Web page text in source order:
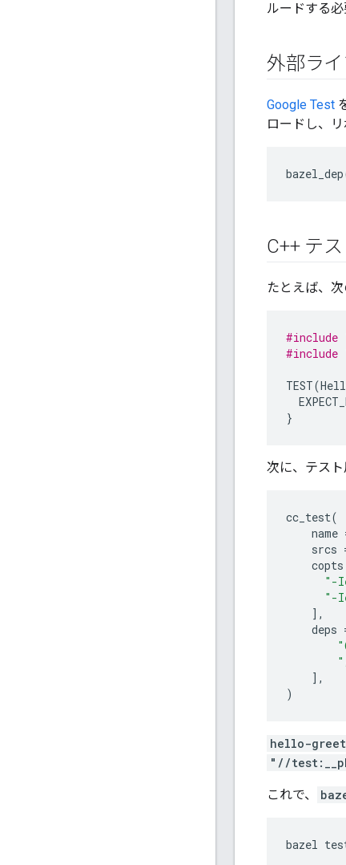
ルードする必
外部ラ
Google Test
ロードし、
bazel_dep
C++ テ
たとえば、
#include
#include
TEST(
}
次に、テスト
cc_test(
name
srcs
copts
"-
"-
],
deps
],
)
hello-greet
"//
これで、
bazel